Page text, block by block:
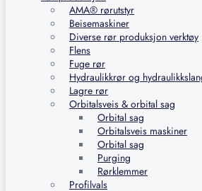
AMA® rørutstyr
Beisemaskiner
Diverse rør produksjon verktøy
Flens
Fuge rør
Hydraulikkrør og
Lagre rør
Orbitalsveis & orbital sag
Orbital sag
Orbitalsveis maskiner
Orbital sag
Purging
Rørklemmer
Profilvals